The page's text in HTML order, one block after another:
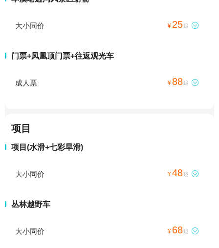
大小同价 ¥ 25起 
门票+凤凰顶门票+往返观光车
成人票 ¥ 88起 
项目
项目(水滑+七彩旱滑)
大小同价 ¥48起 
丛林越野车
大小同价 ¥ 68起 